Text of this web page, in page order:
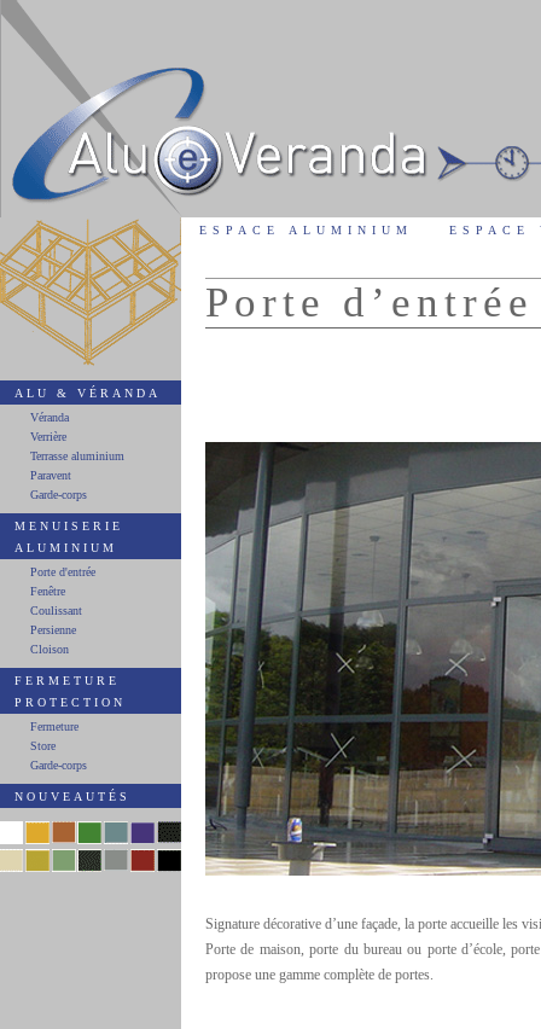
ESPACE ALUMINIUM ESPACE
ALU & VÉRANDA
Véranda
Verrière
Terrasse aluminium
Paravent
Garde-corps
MENUISERIE
ALUMINIUM
Porte d'entrée
Fenêtre
Coulissant
Persienne
Cloison
FERMETURE
PROTECTION
Fermeture
Store
Garde-corps
NOUVEAUTÉS
Porte
Signature décorative d’une façade, la porte accueille les
Porte de maison, porte du bureau ou porte d’école,
propose une gamme complète de portes.